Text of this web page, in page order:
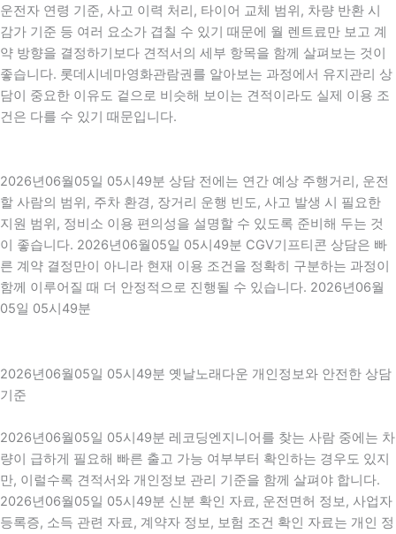
운전자 연령 기준, 사고 이력 처리, 타이어 교체 범위, 차량 반환 시
감가 기준 등 여러 요소가 겹칠 수 있기 때문에 월 렌트료만 보고 계
약 방향을 결정하기보다 견적서의 세부 항목을 함께 살펴보는 것이
좋습니다. 롯데시네마영화관람권를 알아보는 과정에서 유지관리 상
담이 중요한 이유도 겉으로 비슷해 보이는 견적이라도 실제 이용 조
건은 다를 수 있기 때문입니다.
2026년06월05일 05시49분 상담 전에는 연간 예상 주행거리, 운전
할 사람의 범위, 주차 환경, 장거리 운행 빈도, 사고 발생 시 필요한
지원 범위, 정비소 이용 편의성을 설명할 수 있도록 준비해 두는 것
이 좋습니다. 2026년06월05일 05시49분 CGV기프티콘 상담은 빠
른 계약 결정만이 아니라 현재 이용 조건을 정확히 구분하는 과정이
함께 이루어질 때 더 안정적으로 진행될 수 있습니다. 2026년06월
05일 05시49분
2026년06월05일 05시49분 옛날노래다운 개인정보와 안전한 상담
기준
2026년06월05일 05시49분 레코딩엔지니어를 찾는 사람 중에는 차
량이 급하게 필요해 빠른 출고 가능 여부부터 확인하는 경우도 있지
만, 이럴수록 견적서와 개인정보 관리 기준을 함께 살펴야 합니다.
2026년06월05일 05시49분 신분 확인 자료, 운전면허 정보, 사업자
등록증, 소득 관련 자료, 계약자 정보, 보험 조건 확인 자료는 개인 정